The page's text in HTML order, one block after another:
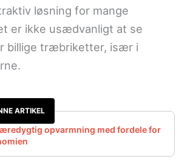
løsning for mange
er ikke usædvanligt at se
billige træbriketter, især i
ARTIKEL
opvarmning med fordele for